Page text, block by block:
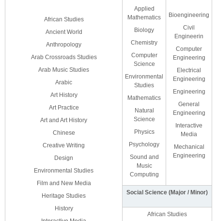
African Studies
Ancient World
Anthropology
Arab Crossroads Studies
Arab Music Studies
Arabic
Art History
Art Practice
Art and Art History
Chinese
Creative Writing
Design
Environmental Studies
Film and New Media
Heritage Studies
History
Applied
Mathematics
Biology
Chemistry
Computer
Science
Environmental
Studies
Mathematics
Natural
Science
Physics
Psychology
Sound and
Music
Computing
Bioengineering
Civil
Engineerin
Computer
Engineering
Electrical
Engineering
Engineering
General
Engineering
Interactive
Media
Mechanical
Engineering
Social Science (Major / Minor)
African Studies